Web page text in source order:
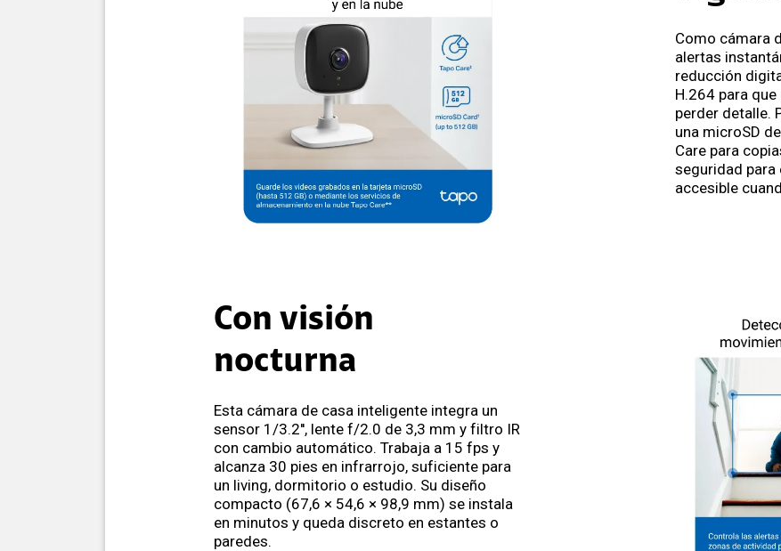
Como cámara
alertas
reducción
H.264 para
perder detalle.
una microSD
Care para
seguridad para
accesible
Con visión
nocturna
Esta cámara de casa inteligente integra un
sensor 1/3.2'', lente f/2.0 de 3,3 mm y filtro IR
con cambio automático. Trabaja a 15 fps y
alcanza 30 pies en infrarrojo, suficiente para
un living, dormitorio o estudio. Su diseño
compacto (67,6 × 54,6 × 98,9 mm) se instala
en minutos y queda discreto en estantes o
paredes.